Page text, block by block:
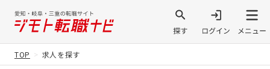
TOP 求人を探す